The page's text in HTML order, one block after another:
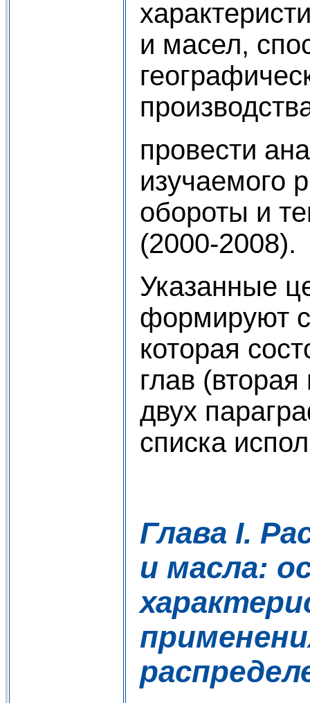
и масел,
провести
изучаемого
обороты и
(2000-2008).
Указанные
формируют
которая
глав (вторая
двух
списка
Глава I.
и масла: